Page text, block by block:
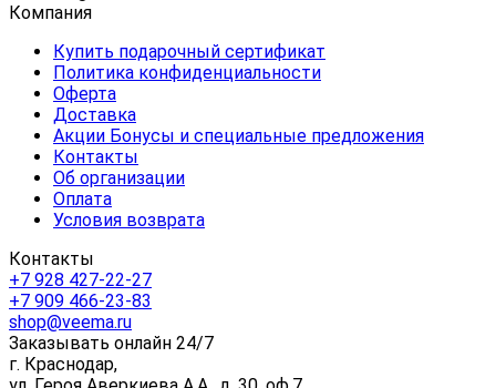
Компания
Купить подарочный сертификат
Политика конфиденциальности
Оферта
Доставка
Акции Бонусы и специальные предложения
Контакты
Об организации
Оплата
Условия возврата
Контакты
+7 928 427-22-27
+7 909 466-23-83
shop@veema.ru
Заказывать онлайн 24/7
г. Краснодар,